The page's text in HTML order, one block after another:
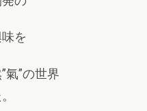
を
氣”の世界